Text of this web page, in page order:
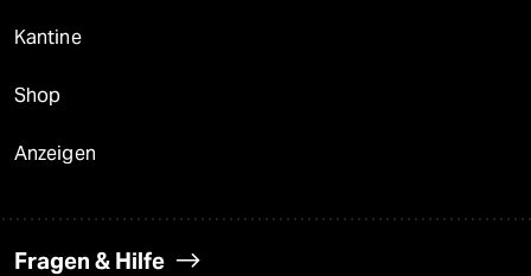
Kantine
Shop
Anzeigen
Fragen & Hilfe